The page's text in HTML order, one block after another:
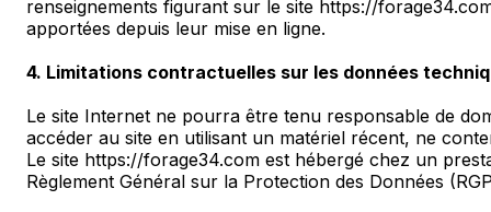
renseignements figurant sur le site https://
apportées depuis leur mise en ligne.
4. Limitations contractuelles sur les données
Le site Internet ne pourra être tenu responsable de
accéder au site en utilisant un matériel récent, ne
Le site https://forage34.com est hébergé chez un
Règlement Général sur la Protection des Données